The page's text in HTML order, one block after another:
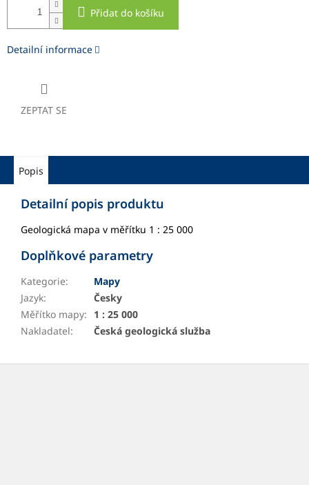
Přidat do košíku
Detailní informace
ZEPTAT SE
Popis
Detailní popis produktu
Geologická mapa v měřítku 1 : 25 000
Doplňkové parametry
Kategorie:
Mapy
Jazyk:
Česky
Měřítko mapy:
1 : 25 000
Nakladatel: Česká geologická služba
Z